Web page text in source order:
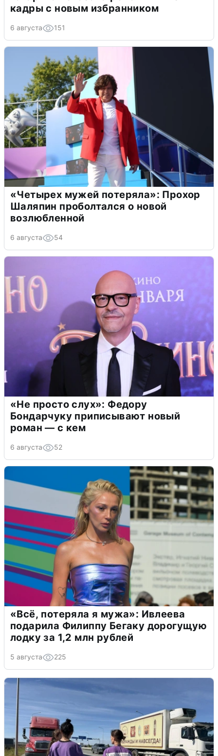
кадры с новым избранником
6 августа 151
«Четырех мужей потеряла»: Прохор
Шаляпин проболтался о новой
возлюбленной
6 августа 54
«Не просто слух»: Федору
Бондарчуку приписывают новый
роман — с кем
6 августа 52
«Всё, потеряла я мужа»: Ивлеева
подарила Филиппу Бегаку дорогущую
лодку за 1,2 млн рублей
5 августа 225